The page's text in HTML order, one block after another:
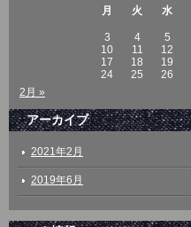
月
火 水
3
4 5
10
11 12
17
18 19
24
25 26
2月 »
アーカイブ
2021年2月
2019年6月